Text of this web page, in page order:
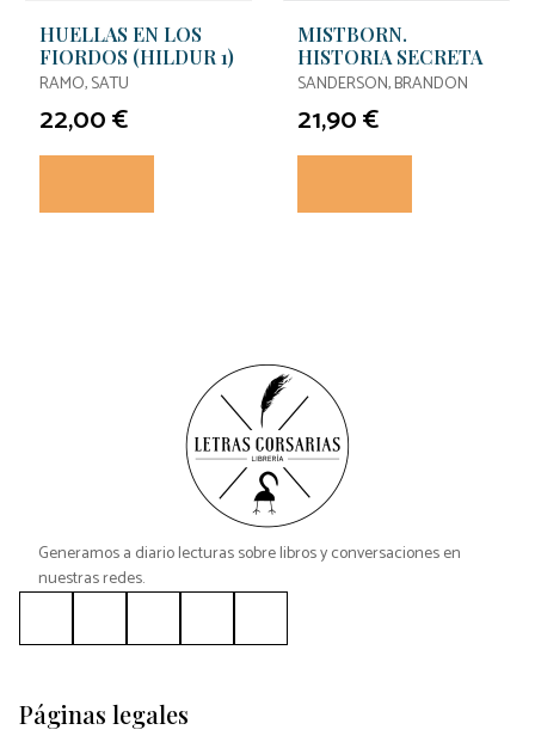
HUELLAS EN LOS
FIORDOS (HILDUR 1)
RAMO, SATU
22,00 €
MISTBORN.
HISTORIA SECRETA
SANDERSON, BRANDON
21,90 €
Generamos a diario lecturas sobre libros y conversaciones en
nuestras redes.
Páginas legales